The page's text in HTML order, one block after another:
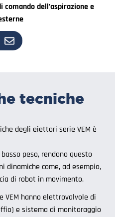
dell’aspirazione e
tecniche
degli eiettori serie VEM è
peso, rendono questo
dinamiche come, ad esempio,
di robot in movimento.
hanno elettrovalvole di
e sistema di monitoraggio